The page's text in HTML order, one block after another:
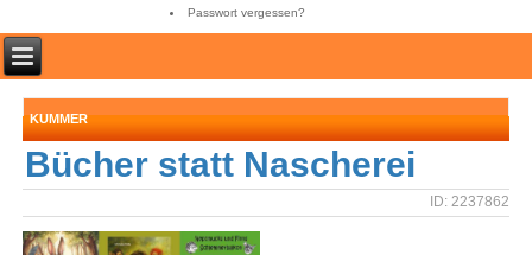
Passwort vergessen?
KUMMER
Bücher statt Nascherei
ID: 2237862